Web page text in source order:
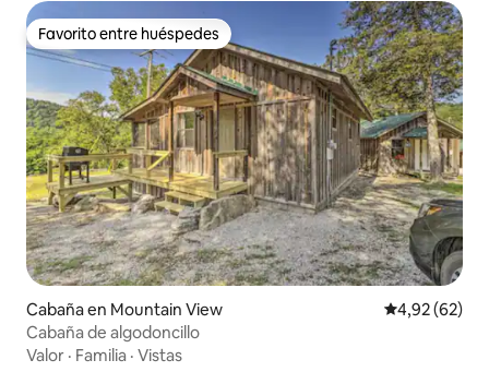
Favorito entre huéspedes
Favorito entre huéspedes
Cabaña en Mountain View Calificación
4,92 (62)
Cabaña de algodoncillo
Valor · Familia · Vistas